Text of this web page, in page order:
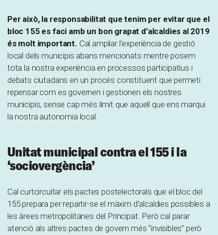
Per això, la responsabilitat que tenim per evitar que el
bloc 155 es faci amb un bon grapat d’alcaldies al 2019
és molt important. Cal ampliar l’experiència de gestió
local dels municipis abans mencionats mentre posem
tota la nostra experiència en processos participatius i
debats ciutadans en un procés constituent que permeti
repensar com es governen i gestionen els nostres
municipis, sense cap més límit que aquell que ens marqui
la nostra autonomia local.
Unitat municipal contra el 155 i la
‘sociovergència’
Cal curtcircuitar els pactes postelectorals que el bloc del
155 prepara per repartir-se el màxim d’alcaldies possibles a
les àrees metropolitanes del Principat. Però cal parar
atenció als altres pactes de govern més “invisibles” però